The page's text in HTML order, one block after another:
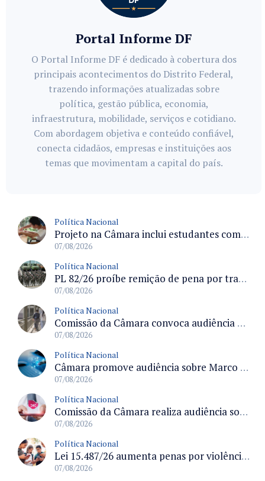
Portal Informe DF
O Portal Informe DF é dedicado à cobertura dos
principais acontecimentos do Distrito Federal,
trazendo informações atualizadas sobre
política, gestão pública, economia,
infraestrutura, mobilidade, serviços e cotidiano.
Com abordagem objetiva e conteúdo confiável,
conecta cidadãos, empresas e instituições aos
temas que movimentam a capital do país.
Política Nacional
Projeto na Câmara inclui estudantes com deficiência no regime escolar especial da LDB e estabelece critérios para frequência
07/08/2026
Política Nacional
PL 82/26 proíbe remição de pena por trabalho em funções militares para condenados por crimes contra o Estado Democrático de Direito
07/08/2026
Política Nacional
Comissão da Câmara convoca audiência para discutir misoginia nas escolas e universidades após divulgação de listas misóginas
07/08/2026
Política Nacional
Câmara promove audiência sobre Marco de Fomento à Economia Digital e impactos da inteligência artificial
07/08/2026
Política Nacional
Comissão da Câmara realiza audiência sobre apostas online para medir o tamanho do mercado ilegal
07/08/2026
Política Nacional
Lei 15.487/26 aumenta penas por violência sexual digital contra crianças e adolescentes e autoriza ronda virtual para investigação
07/08/2026